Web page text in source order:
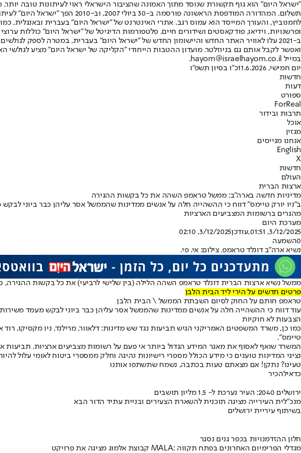
"ישראל היום" הוא גוף תקשורת שנוסד מתוך האמונה שהציבור הישראלי ראוי לעיתונות טובה
תשלום. המהדורה המודפסת
ופרשנויות, וידיאו, פודקאסטים ושידורים חיים. פלטפורמות הדיגיטל של "ישראל היום" כוללות
ב-2021 עלו לאוויר האתר החדש והיישומון החדש של "ישראל היום" בעברית, במטרה לספק
ואפשר לקבל אותם גם בניוזלטר. מועדון ההטבות הייחודי "הקליקה של ישראל היום" מציע
במייל hayom@israelhayom.co.il.
יום חמישי, 11.6.2026
כ"ו בסיון תשפ"ו
חדשות
דעות
ספורט
ForReal
תרבות ובידור
אוכל
מגזין
אנחנו מגייסים
English
X
חדשות
העולם
ארצות הברית
מדיניות חדשה בארה"ב: ממשל טראמפ השהה את כל בקשות ההגירה
מהגרים ברשומות המצביעים הארציות
מערכת היום
3/12/2025, 01:51
,עודכן3/12/2025, 02:10
0השמעה
נשיא ארה"ב דונלד טראמפ. צילום: אי. פי.
ממשל נשיא ארצות הברית דונלד טראמפ השהה הלילה (בין שלישי לרביעי) את כל בקשות ההגירה, כולל תהליך בקשות
פרטים חדשים על הירי ליד הבית הלבן
טראמפ חותם על החוק לסיום השבתת הממשל \ הבית הלבן
עוד דווח כי ההשהייה חלה על אנשים ממדינות שהממשל אסר עליהן כבר ביוני לבקש מעמד
הצבעות לא חוקיות
כמו כן, משרד המשפטים האמריקני הגיש תביעות נגד שש מדינות: דלאוור, מרילנד, ניו מקסיקו, רוד
טיימס".
המשרד שואף לאסוף את מאגר המידע הגדול ביותר אי פעם על רשומות מצביעים ארציות. תביעות
נציגי המדינות טוענים כי מידע הכולל מספרי רישיונות נהיגה וחלק ממספרי ביטוח לאומי
טעינו? נתקן! אם מצאתם טעות בכתבה, נשמח שתשתפו אותנו
כדאילהכיר
ירושלים 2040: העיר נערכת ל- 1.5 מליון תושבים
מנכ"לית העירייה מציגה תוכנית להשארת הצעירים ובניית עתיד הדור הבא
בשיתוף עיריית ירושלים
חלון ההזדמנויות בכפר גנים נסגר
קבוצת אלמוג מציגה את פרויקט MALA: מגדלי הפרימיום האחרונים בפתח תקווה